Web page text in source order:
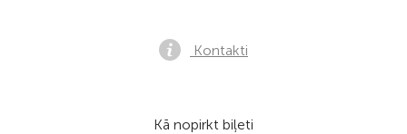
Kontakti
Kā nopirkt biļeti